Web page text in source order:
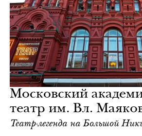
Московский
театр им. Вл.
Театр-легенда на Большой